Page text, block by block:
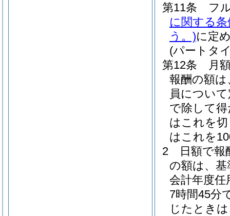
第11条
フ
に関する条
う。)に定
(パートタ
第12条
月
報酬の額
員につい
で除して
はこれを
はこれを
2
日額で
の額は、
会計年度
7時間45分
じたとき